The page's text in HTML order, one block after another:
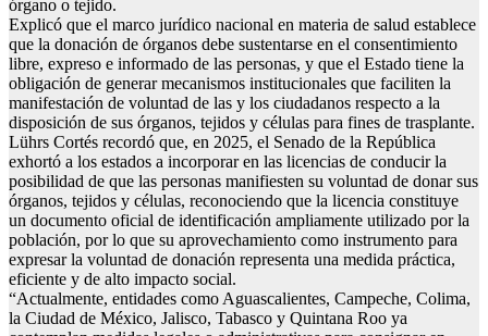
órgano o tejido.
Explicó que el marco jurídico nacional en materia de salud establece
que la donación de órganos debe sustentarse en el consentimiento
libre, expreso e informado de las personas, y que el Estado tiene la
obligación de generar mecanismos institucionales que faciliten la
manifestación de voluntad de las y los ciudadanos respecto a la
disposición de sus órganos, tejidos y células para fines de trasplante.
Lührs Cortés recordó que, en 2025, el Senado de la República
exhortó a los estados a incorporar en las licencias de conducir la
posibilidad de que las personas manifiesten su voluntad de donar sus
órganos, tejidos y células, reconociendo que la licencia constituye
un documento oficial de identificación ampliamente utilizado por la
población, por lo que su aprovechamiento como instrumento para
expresar la voluntad de donación representa una medida práctica,
eficiente y de alto impacto social.
“Actualmente, entidades como Aguascalientes, Campeche, Colima,
la Ciudad de México, Jalisco, Tabasco y Quintana Roo ya